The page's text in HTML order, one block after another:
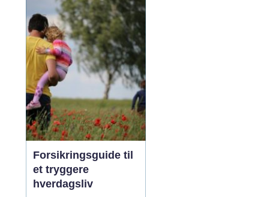
driftsøkonomi spiller en
stor rolle, kan små fejl få
store konsekvenser. Her
er roterende tankrensere
31 maj 2026
Forsikringsguide til
et tryggere
hverdagsliv